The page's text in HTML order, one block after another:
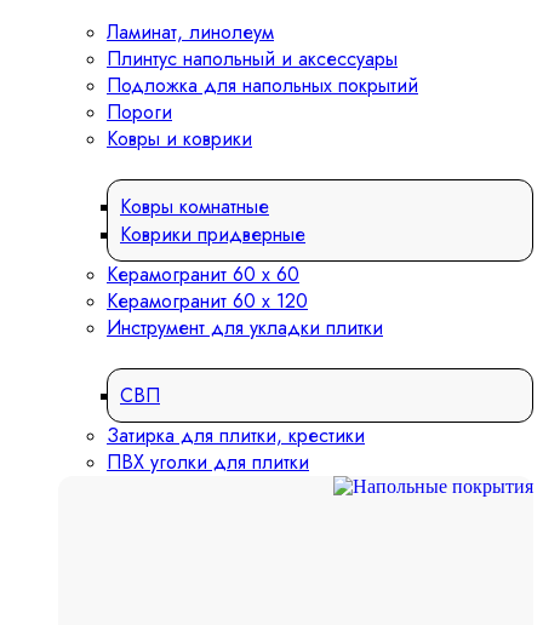
Ламинат, линолеум
Плинтус напольный и аксессуары
Подложка для напольных покрытий
Пороги
Ковры и коврики
Ковры комнатные
Коврики придверные
Керамогранит 60 х 60
Керамогранит 60 х 120
Инструмент для укладки плитки
СВП
Затирка для плитки, крестики
ПВХ уголки для плитки